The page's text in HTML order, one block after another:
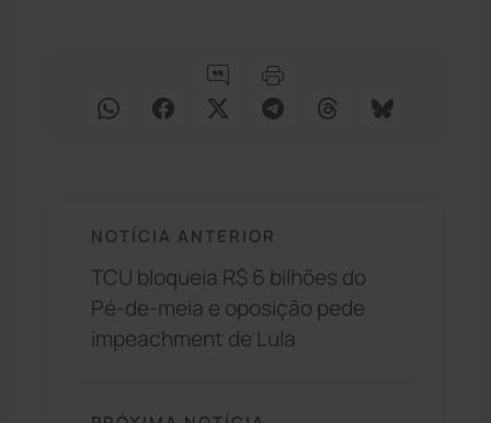
NOTÍCIA ANTERIOR
TCU bloqueia R$ 6 bilhões do
Pé-de-meia e oposição pede
impeachment de Lula